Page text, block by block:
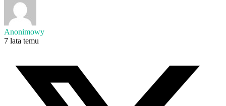
Anonimowy
7 lata temu